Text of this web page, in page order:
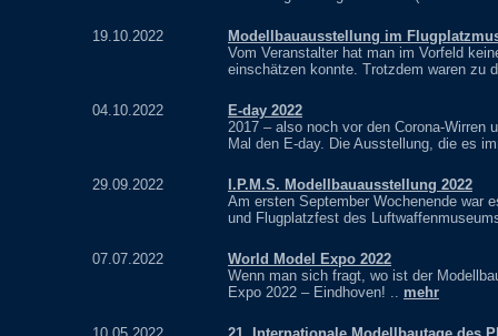
19.10.2022
Modellbauausstellung im
Vom Veranstalter hat man im Vorfeld
einschätzen konnte. Trotzdem waren zu
04.10.2022
E-day 2022
2017 – also noch vor den Corona-
Mal den E-day. Die Ausstellung, die es
29.09.2022
I.P.M.S. Modellbauausstellung 2022
Am ersten September Wochenende war
und Flugplatzfest des
07.07.2022
World Model Expo 2022
Wenn man sich fragt, wo ist der
Expo 2022 – Eindhoven! .. mehr